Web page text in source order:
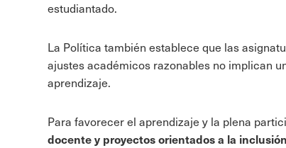
estudiantado.
La Política también establece que las
ajustes académicos razonables no implican
aprendizaje.
Para favorecer el aprendizaje y la plena
docente y proyectos orientados a la